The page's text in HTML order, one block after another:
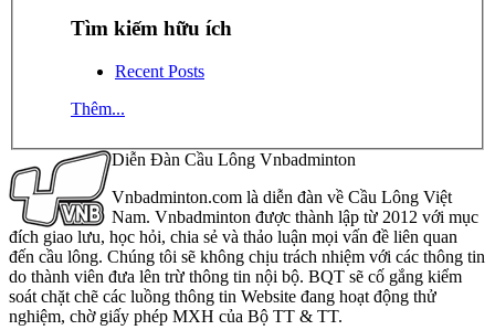
Tìm kiếm hữu ích
Recent Posts
Thêm...
Diễn Đàn Cầu Lông Vnbadminton
Vnbadminton.com là diễn đàn về Cầu Lông Việt
Nam. Vnbadminton được thành lập từ 2012 với mục
đích giao lưu, học hỏi, chia sẻ và thảo luận mọi vấn đề liên quan
đến cầu lông. Chúng tôi sẽ không chịu trách nhiệm với các thông tin
do thành viên đưa lên trừ thông tin nội bộ. BQT sẽ cố gắng kiểm
soát chặt chẽ các luồng thông tin Website đang hoạt động thử
nghiệm, chờ giấy phép MXH của Bộ TT & TT.